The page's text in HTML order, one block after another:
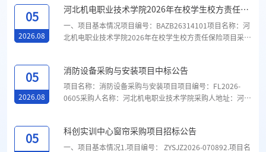
信都路与龙泉大街交叉口北100米路东自合同签订之日起一
年符合国家标准及行业相关规定要求四、...
目名称：河北机电职业技术学院一流核心课程资源建设项目
预算金额：400000元最高限价：400000元采购需求：河北
机电职业技术学院一流核心课程资源建设项目，详见“第五
05
2026.08
河北机电职业技术学院2026年在校学生校方责任保
险项目公开招标公告
一、项目基本情况项目编号：BAZB26314101项目名称：河
北机电职业技术学院2026年在校学生校方责任保险项目采购
服务期限：自签订合同之日起至保险有效期结束止，保险有
效期一年。二、申请人的资格要求：1.满足《中华人民共和
国政府采购法》第二十二条规定；2.本项目的特定资格要
05
2026.08
消防设备采购与安装项目中标公告
项目名称：消防设备采购与安装项目项目编号：FL2026-
0605采购人名称：河北机电职业技术学院采购人地址：河北
司采购代理机构地址：河北省邢台市襄都区尚品国际7号楼2
单元1203室采购代理机构联系方式：楚玲锋 0319-3055669
05
科创实训中心窗帘采购项目招标公告
一、项目基本情况1.项目编号： ZYSJZ2026-070892.项目名